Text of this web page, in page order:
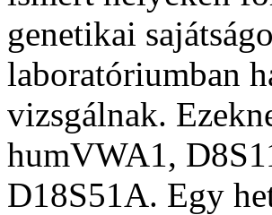
genetikai
laboratóriumban
vizsgálnak.
humVWA1,
D18S51A. Egy